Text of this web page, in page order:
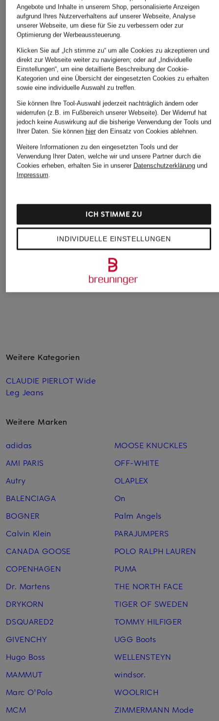
Rich & Royal
Shopper
99,99 €
Bestpreis:84,99 €
Ursprünglich:
POLO RALPH
Shopper
99,99 €
Weitere Kategorien
CLAUDIE PIERLOT Wide
Leg Jeans
Weitere Marken
adidas
AMI PARIS
Autry
BALENCIAGA
BOGNER
Calvin Klein
CANADA GOOSE
COPENHAGEN
Dr. Martens
DRYKORN
DSQUARED2
GIVENCHY
Hugo Boss
MAMMUT
Marc O'Polo
MCM
MOOSE KNUCKLES
OFF-WHITE
OLAPLEX
On
Palm Angels
PARAJUMPERS
POLO RALPH LAUREN
PUMA
THE NORTH FACE
TIGER OF SWEDEN
TOMMY HILFIGER
UGG Boots
WELLENSTEYN
windsor.
WOOLRICH
ZIMMERMANN Mode
Angebote und Inhalte in unserem Shop, personalisierte Anzeigen
aufgrund Ihres Nutzerverhaltens auf unserer Webseite, Analyse
unserer Webseite, um diese für Sie zu verbessern oder zur
Optimierung der Werbeaussteuerung.
Klicken Sie auf „Ich stimme zu“ um alle Cookies zu akzeptieren und
direkt zur Webseite weiter zu navigieren; oder auf „Individuelle
Einstellungen“, um eine detaillierte Beschreibung der Cookie-
Kategorien und eine Übersicht der eingesetzten Cookies zu erhalten
sowie eine individuelle Auswahl zu treffen.
Sie können Ihre Tool-Auswahl jederzeit nachträglich ändern oder
widerrufen (z.B. im Fußbereich unserer Webseite). Der Widerruf hat
jedoch keine Auswirkung auf die bisherige Verwendung der Tools und
Ihrer Daten. Sie können hierden Einsatz von Cookies ablehnen.
Weitere Informationen zu den eingesetzten Tools und der
Verwendung Ihrer Daten, welche wir und unsere Partner durch die
Cookies erheben, erhalten Sie in unserer Datenschutzerklärungund
Impressum.
INDIVIDUELLE EINSTELLUNGEN
ICH STIMME ZU